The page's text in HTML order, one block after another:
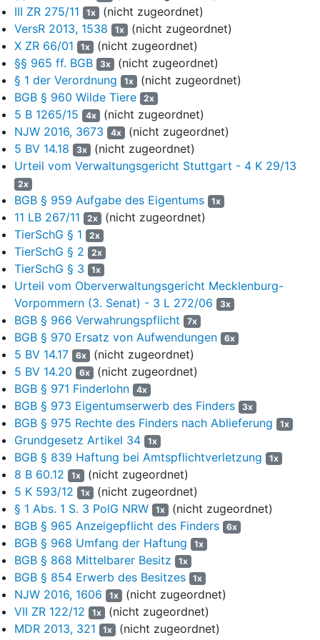
sehe sie keine Möglichkeiten, die der Klägerin entstandenen
Kosten zu übernehmen.
Zwischen der Beklagten und der Tierheimbetriebsgesellschaft
L. gemeinnützige UG bestand seinerzeit ein Fund- und
Verwahrtierkostenvertrag, in dem sich die
Tierheimbetriebsgesellschaft verpflichtet, u.a. die Fundtiere
aus dem Gebiet der Gemeinde L. aufzunehmen, artgerecht
unterzubringen und bis zur Weiterleitung zu verwahren. Im
Gegenzug dazu verpflichtete sich die Beklagte zur Deckung
der notwendigen Aufwendungen der
Tierheimbetriebsgesellschaft für die Abholung, Verwahrung,
Pflege und Vermittlung sowie für die notwendige tierärztliche
Versorgung aufgenommener Tiere zur Zahlung eines in vier
jährlichen Raten zu zahlenden Pauschalbetrags i.H.v.
9.500,00 € zzgl. gesetzlicher Mehrwertsteuer.
Mit anwaltlichem Schreiben vom 25. März 2014 forderte die
Klägerin die Beklagte unter Fristsetzung bis zum 4. April 2014
nochmals auf, die Rechnung zu begleichen einschließlich der
durch dieses Schreiben entstandenen Rechtsanwaltskosten
i.H.v. 70,20 €. Ihr stehe ein Aufwendungsersatzanspruch nach
den Grundsätzen der öffentlich-rechtlichen Geschäftsführung
ohne Auftrag zu. Sie habe mit der tierärztlichen Behandlung
eine Aufgabe der Beklagten als Fundbehörde und damit im
Sinne der Vorschriften über die Geschäftsführung ohne
Auftrag ein „fremdes Geschäft" wahrgenommen. Die Beklagte
sei daher zum Ersatz der ihr entstandenen Aufwendungen
verpflichtet.
Mit Schreiben vom 22. April 2014 lehnte die Beklagte erneut
die Bezahlung der Rechnung ab. Sie führte aus, dass die
Forderung der Klägerin bereits dem Grunde nach nicht
bestehe. Es werde bestritten, dass es sich bei der Katze um
ein Fundtier gehandelt habe. Zudem sei sie weder über die
Aufnahme des Tieres informiert noch sei das Tier zur
Abholung angeboten worden. Im Übrigen werde bei der
Kostenrechnung keine Vermittlungsgebühr angerechnet,
obwohl die Klägerin nach eigenen Angaben das Tier
inzwischen selbst weiter vermittelt habe.
Die Klägerin hat am 3. Mai 2014 Klage erhoben.
III ZR 275/11
1x (nicht zugeordnet)
VersR 2013, 1538
1x (nicht zugeordnet)
X ZR 66/01
1x (nicht zugeordnet)
§§ 965 ff. BGB
3x (nicht zugeordnet)
§ 1 der Verordnung
1x (nicht zugeordnet)
BGB § 960 Wilde Tiere
2x
5 B 1265/15 4x (nicht zugeordnet)
NJW 2016, 3673
4x (nicht zugeordnet)
5 BV 14.18
3x (nicht zugeordnet)
Urteil vom Verwaltungsgericht Stuttgart - 4 K 29/13
2x
BGB § 959 Aufgabe des Eigentums 1x
11 LB 267/11 2x (nicht zugeordnet)
TierSchG § 1
2x
TierSchG § 2 2x
TierSchG § 3 1x
Urteil vom Oberverwaltungsgericht Mecklenburg-
Vorpommern (3. Senat) - 3 L 272/06
3x
BGB § 966 Verwahrungspflicht 7x
BGB § 970 Ersatz von Aufwendungen 6x
5 BV 14.17 6x (nicht zugeordnet)
5 BV 14.20
6x (nicht zugeordnet)
BGB § 971 Finderlohn
4x
BGB § 973 Eigentumserwerb des Finders 3x
BGB § 975 Rechte des Finders nach Ablieferung 1x
Grundgesetz Artikel 34 1x
BGB § 839 Haftung bei Amtspflichtverletzung 1x
8 B 60.12 1x (nicht zugeordnet)
5 K 593/12
1x (nicht zugeordnet)
§ 1 Abs. 1 S. 3 PolG NRW
1x (nicht zugeordnet)
BGB § 965 Anzeigepflicht des Finders
6x
BGB § 968 Umfang der Haftung 1x
BGB § 868 Mittelbarer Besitz 1x
BGB § 854 Erwerb des Besitzes 1x
NJW 2016, 1606 1x (nicht zugeordnet)
VII ZR 122/12
1x (nicht zugeordnet)
MDR 2013, 321
1x (nicht zugeordnet)